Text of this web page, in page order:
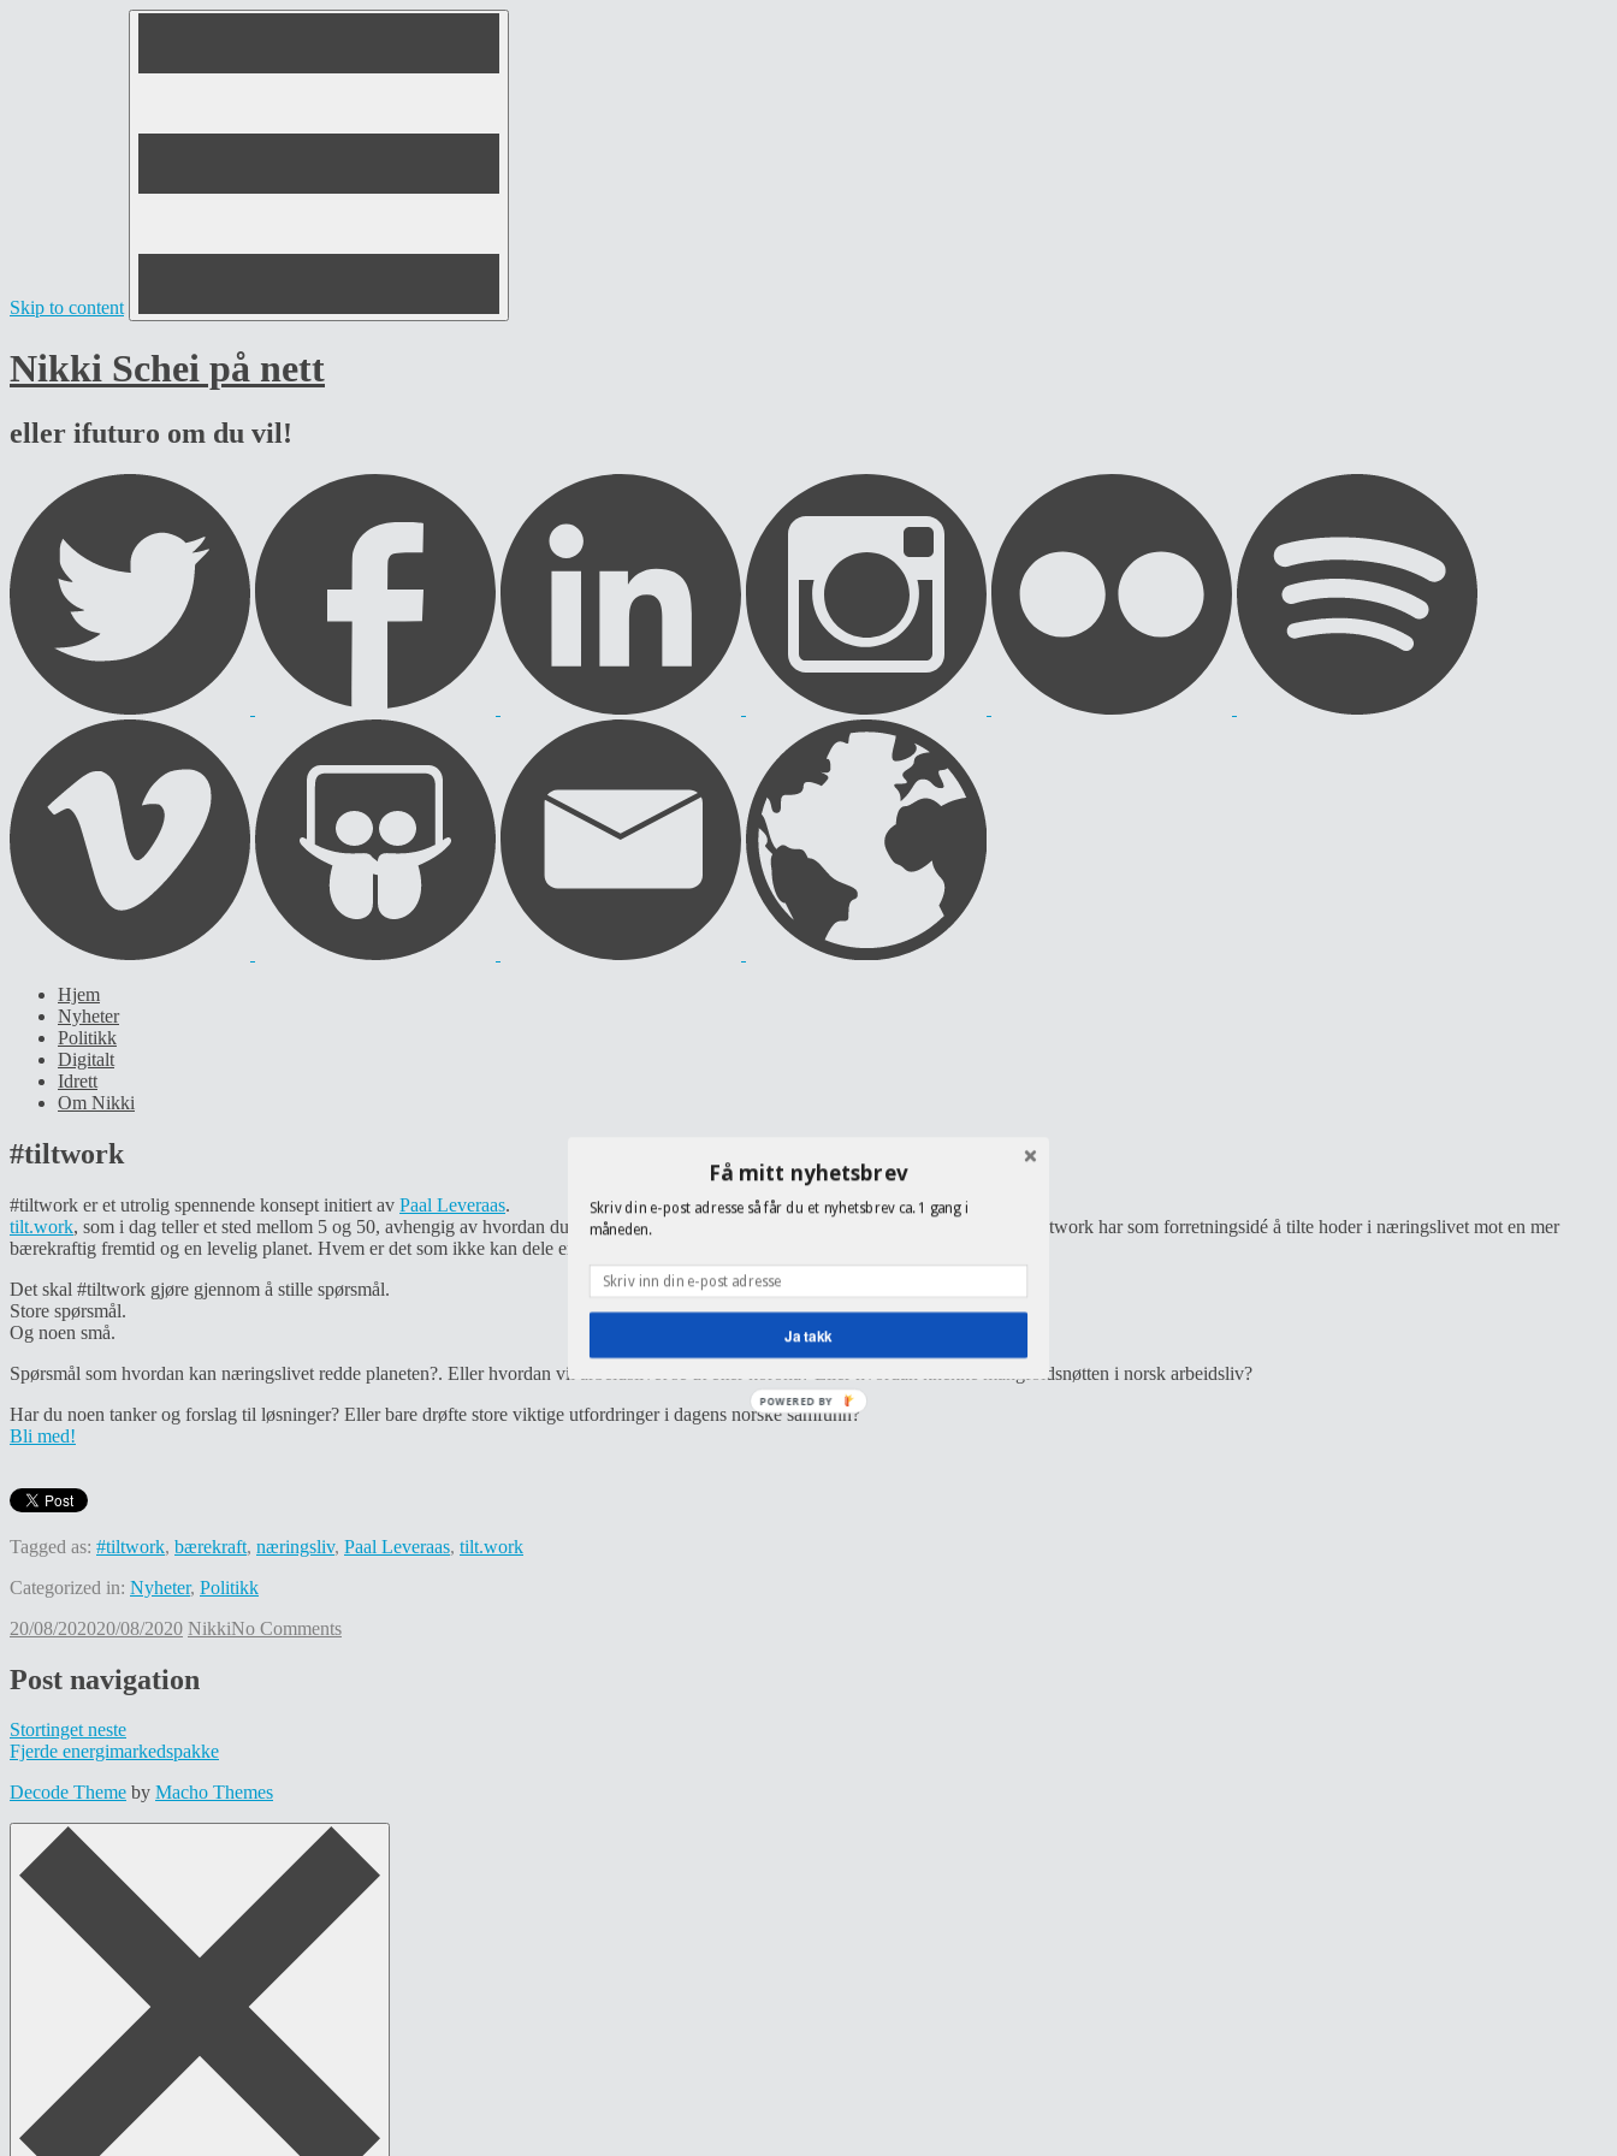
Skip to content
Nikki Schei på nett
eller ifuturo om du vil!
Hjem
Nyheter
Politikk
Digitalt
Idrett
Om Nikki
#tiltwork
#tiltwork er et utrolig spennende konsept initiert av Paal Leveraas.
tilt.work, som i dag teller et sted mellom 5 og 50, avhengig av hvordan du regner, utrolig kompetente, kreative og profesjonelle hoder. #tiltwork har som forretningsidé å tilte hoder i næringslivet mot en mer
bærekraftig fremtid og en levelig planet. Hvem er det som ikke kan dele en såpass ambisiøs, god og fremtidsrettet tankegang?
Det skal #tiltwork gjøre gjennom å stille spørsmål.
Store spørsmål.
Og noen små.
Spørsmål som hvordan kan næringslivet redde planeten?. Eller hvordan vil arbeidslivet se ut etter korona? Eller hvordan knekke mangfoldsnøtten i norsk arbeidsliv?
Har du noen tanker og forslag til løsninger? Eller bare drøfte store viktige utfordringer i dagens norske samfunn?
Bli med!
Tagged as: #tiltwork, bærekraft, næringsliv, Paal Leveraas, tilt.work
Categorized in: Nyheter, Politikk
20/08/202020/08/2020 NikkiNo Comments
Post navigation
Stortinget neste
Fjerde energimarkedspakke
Decode Theme by Macho Themes
Få mitt nyhetsbrev
Skriv din e-post adresse så får du et nyhetsbrev ca. 1 gang i
måneden.
Ja takk
POWERED BY